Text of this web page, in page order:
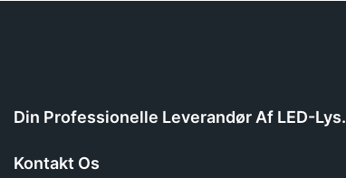
Din Professionelle Leverandør Af LED-Lys.
Kontakt Os